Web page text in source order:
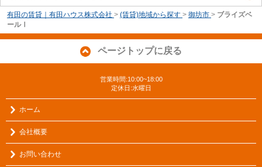
有田の賃貸｜有田ハウス株式会社 > (賃貸)地域から探す > 御坊市 > ブライズベ
ールⅠ
ページトップに戻る
営業時間:10:00~18:00
定休日:水曜日
ホーム
会社概要
お問い合わせ